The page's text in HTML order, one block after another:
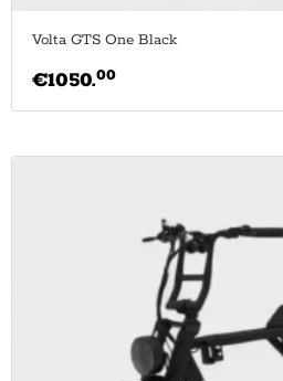
Volta GTS One Black
€1050.00